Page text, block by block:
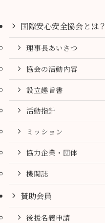
国際安心安全協会とは？
理事長あいさつ
協会の活動内容
設立趣旨書
活動指針
ミッション
協力企業・団体
機関誌
賛助会員
後援名義申請